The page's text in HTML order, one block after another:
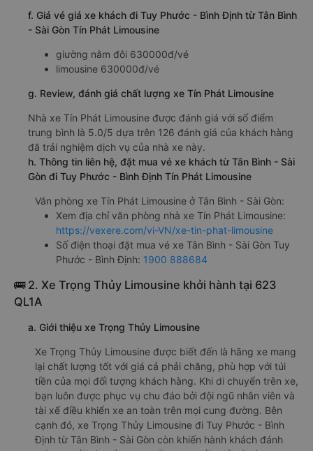
f. Giá vé giá xe khách đi Tuy Phước - Bình Định từ Tân Bình
- Sài Gòn Tín Phát Limousine
giường nằm đôi 630000đ/vé
limousine 630000đ/vé
g. Review, đánh giá chất lượng xe Tín Phát Limousine
Nhà xe Tín Phát Limousine được đánh giá với số điểm
trung bình là 5.0/5 dựa trên 126 đánh giá của khách hàng
đã trải nghiệm dịch vụ của nhà xe này.
h. Thông tin liên hệ, đặt mua vé xe khách từ Tân Bình - Sài
Gòn đi Tuy Phước - Bình Định Tín Phát Limousine
Văn phòng xe Tín Phát Limousine ở Tân Bình - Sài Gòn:
Xem địa chỉ văn phòng nhà xe Tín Phát Limousine:
https://vexere.com/vi-VN/xe-tin-phat-limousine
Số điện thoại đặt mua vé xe Tân Bình - Sài Gòn Tuy
Phước - Bình Định: 1900 888684
🚌 2. Xe Trọng Thủy Limousine khởi hành tại 623
QL1A
a. Giới thiệu xe Trọng Thủy Limousine
Xe Trọng Thủy Limousine được biết đến là hãng xe mang
lại chất lượng tốt với giá cả phải chăng, phù hợp với túi
tiền của mọi đối tượng khách hàng. Khi di chuyển trên xe,
bạn luôn được phục vụ chu đáo bởi đội ngũ nhân viên và
tài xế điều khiển xe an toàn trên mọi cung đường. Bên
cạnh đó, xe Trọng Thủy Limousine đi Tuy Phước - Bình
Định từ Tân Bình - Sài Gòn còn khiến hành khách đánh